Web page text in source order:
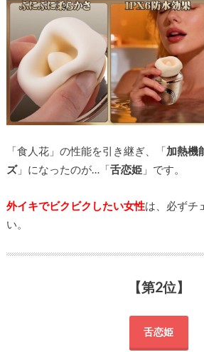
「食人花」の性能を引き継ぎ、「加熱機
ズ」になったのが…「舌恋姫」です。
外イキでビクビクしたい女性は、必ずチ
い。
【第2位】
舌恋姫